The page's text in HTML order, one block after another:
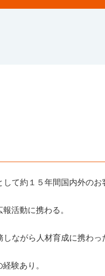
て約１５年間国内外のお
活動に携わる。
ながら人材育成に携わっ
験あり。